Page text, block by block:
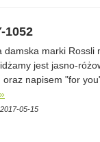
1052
damska marki Rossli
jest jasno-
oraz napisem "for
05-15